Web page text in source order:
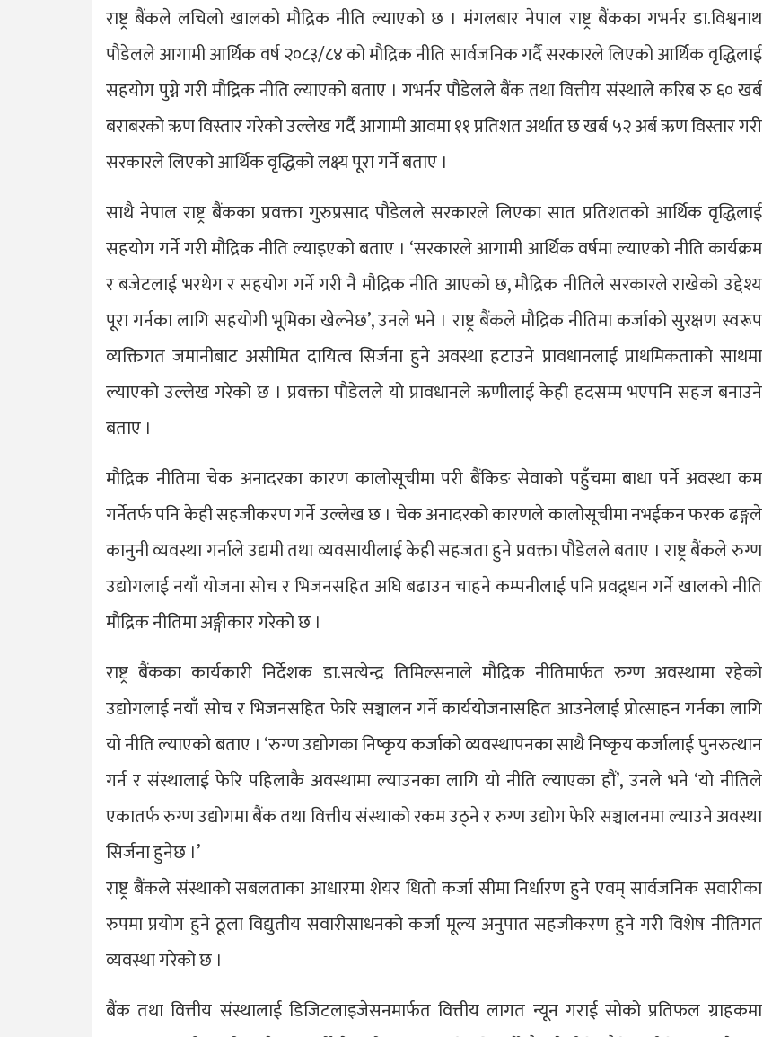
राष्ट्र बैंकले लचिलो खालको मौद्रिक नीति ल्याएको छ । मंगलबार नेपाल राष्ट्र बैंकका गभर्नर डा.विश्वनाथ
पौडेलले आगामी आर्थिक वर्ष २०८३/८४ को मौद्रिक नीति सार्वजनिक गर्दै सरकारले लिएको आर्थिक वृद्धिलाई
सहयोग पुग्ने गरी मौद्रिक नीति ल्याएको बताए । गभर्नर पौडेलले बैंक तथा वित्तीय संस्थाले करिब रु ६० खर्ब
बराबरको ऋण विस्तार गरेको उल्लेख गर्दै आगामी आवमा ११ प्रतिशत अर्थात छ खर्ब ५२ अर्ब ऋण विस्तार गरी
सरकारले लिएको आर्थिक वृद्धिको लक्ष्य पूरा गर्ने बताए ।
साथै नेपाल राष्ट्र बैंकका प्रवक्ता गुरुप्रसाद पौडेलले सरकारले लिएका सात प्रतिशतको आर्थिक वृद्धिलाई
सहयोग गर्ने गरी मौद्रिक नीति ल्याइएको बताए । ‘सरकारले आगामी आर्थिक वर्षमा ल्याएको नीति कार्यक्रम
र बजेटलाई भरथेग र सहयोग गर्ने गरी नै मौद्रिक नीति आएको छ, मौद्रिक नीतिले सरकारले राखेको उद्देश्य
पूरा गर्नका लागि सहयोगी भूमिका खेल्नेछ’, उनले भने । राष्ट्र बैंकले मौद्रिक नीतिमा कर्जाको सुरक्षण स्वरूप
व्यक्तिगत जमानीबाट असीमित दायित्व सिर्जना हुने अवस्था हटाउने प्रावधानलाई प्राथमिकताको साथमा
ल्याएको उल्लेख गरेको छ । प्रवक्ता पौडेलले यो प्रावधानले ऋणीलाई केही हदसम्म भएपनि सहज बनाउने
बताए ।
मौद्रिक नीतिमा चेक अनादरका कारण कालोसूचीमा परी बैंकिङ सेवाको पहुँचमा बाधा पर्ने अवस्था कम
गर्नेतर्फ पनि केही सहजीकरण गर्ने उल्लेख छ । चेक अनादरको कारणले कालोसूचीमा नभईकन फरक ढङ्गले
कानुनी व्यवस्था गर्नाले उद्यमी तथा व्यवसायीलाई केही सहजता हुने प्रवक्ता पौडेलले बताए । राष्ट्र बैंकले रुग्ण
उद्योगलाई नयाँ योजना सोच र भिजनसहित अघि बढाउन चाहने कम्पनीलाई पनि प्रवद्र्धन गर्ने खालको नीति
मौद्रिक नीतिमा अङ्गीकार गरेको छ ।
राष्ट्र बैंकका कार्यकारी निर्देशक डा.सत्येन्द्र तिमिल्सनाले मौद्रिक नीतिमार्फत रुग्ण अवस्थामा रहेको
उद्योगलाई नयाँ सोच र भिजनसहित फेरि सञ्चालन गर्ने कार्ययोजनासहित आउनेलाई प्रोत्साहन गर्नका लागि
यो नीति ल्याएको बताए । ‘रुग्ण उद्योगका निष्कृय कर्जाको व्यवस्थापनका साथै निष्कृय कर्जालाई पुनरुत्थान
गर्न र संस्थालाई फेरि पहिलाकै अवस्थामा ल्याउनका लागि यो नीति ल्याएका हौं’, उनले भने ‘यो नीतिले
एकातर्फ रुग्ण उद्योगमा बैंक तथा वित्तीय संस्थाको रकम उठ्ने र रुग्ण उद्योग फेरि सञ्चालनमा ल्याउने अवस्था
सिर्जना हुनेछ ।’
राष्ट्र बैंकले संस्थाको सबलताका आधारमा शेयर धितो कर्जा सीमा निर्धारण हुने एवम् सार्वजनिक सवारीका
रुपमा प्रयोग हुने ठूला विद्युतीय सवारीसाधनको कर्जा मूल्य अनुपात सहजीकरण हुने गरी विशेष नीतिगत
व्यवस्था गरेको छ ।
बैंक तथा वित्तीय संस्थालाई डिजिटलाइजेसनमार्फत वित्तीय लागत न्यून गराई सोको प्रतिफल ग्राहकमा